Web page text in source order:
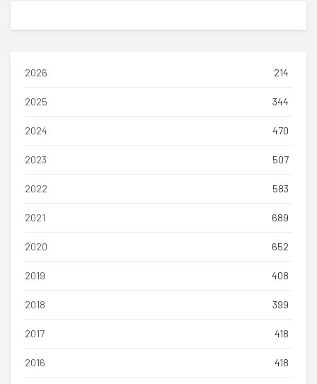
2026 214
2025 344
2024 470
2023 507
2022 583
2021 689
2020 652
2019 408
2018 399
2017 418
2016 418